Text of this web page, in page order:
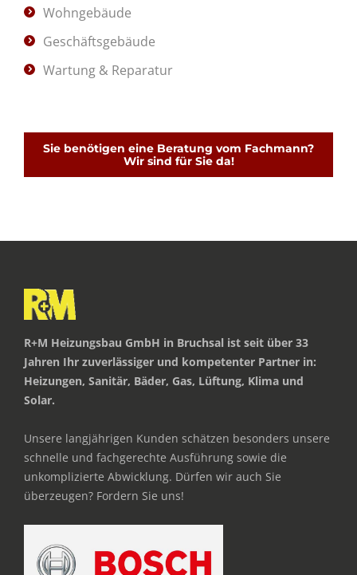
Wohngebäude
Geschäftsgebäude
Wartung & Reparatur
Sie benötigen eine Beratung vom Fachmann?
Wir sind für Sie da!
R+M Heizungsbau GmbH in Bruchsal ist seit über 33
Jahren Ihr zuverlässiger und kompetenter Partner in:
Heizungen, Sanitär, Bäder, Gas, Lüftung, Klima und
Solar.
Unsere langjährigen Kunden schätzen besonders unsere
schnelle und fachgerechte Ausführung sowie die
unkomplizierte Abwicklung. Dürfen wir auch Sie
überzeugen? Fordern Sie uns!